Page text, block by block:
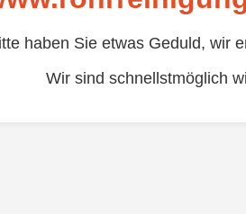
haben Sie etwas Geduld, wir
Wir sind schnellstmöglich